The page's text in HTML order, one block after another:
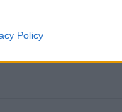
Policy